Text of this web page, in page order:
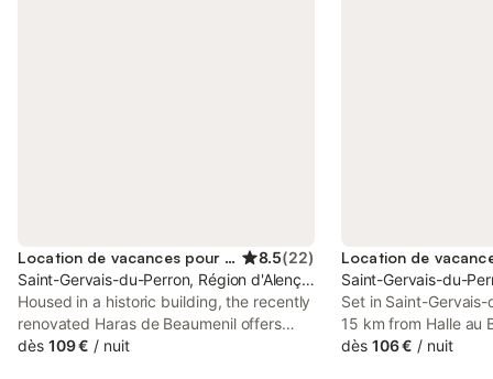
Location de vacances pour 3 personnes 8.5(22)
Saint-Gervais-du-Perron, Région d'Alençon
Housed in a historic building, the recently
renovated Haras de Beaumenil offers
accommodation with a garden and free
dès 109 € / nuit
Saint-Gervais-du-
Set in Saint-
15 km from Halle au
offers
dès 106 € / nuit